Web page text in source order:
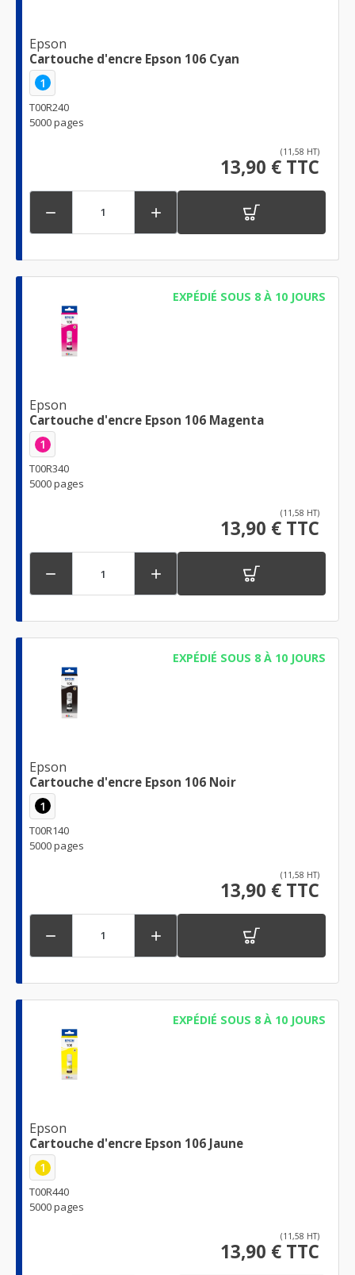
Epson
Cartouche d'encre Epson 106 Cyan
1
T00R240
5000 pages
(11,58 HT)
13,90 € TTC
 
EXPÉDIÉ SOUS 8 À 10 JOURS
Epson
Cartouche d'encre Epson 106 Magenta
1
T00R340
5000 pages
(11,58 HT)
13,90 € TTC
 
EXPÉDIÉ SOUS 8 À 10 JOURS
Epson
Cartouche d'encre Epson 106 Noir
1
T00R140
5000 pages
(11,58 HT)
13,90 € TTC
 
EXPÉDIÉ SOUS 8 À 10 JOURS
Epson
Cartouche d'encre Epson 106 Jaune
1
T00R440
5000 pages
(11,58 HT)
13,90 € TTC